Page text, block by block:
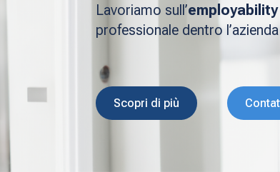
Lavoriamo sull’employability
professionale dentro
Scopri di più